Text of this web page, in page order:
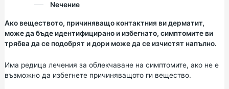
Nечение
Ако веществото, причиняващо контактния ви дерматит,
може да бъде идентифицирано и избегнато, симптомите ви
трябва да се подобрят и дори може да се изчистят напълно.
Има редица лечения за облекчаване на симптомите, ако не е
възможно да избегнете причиняващото ги вещество.